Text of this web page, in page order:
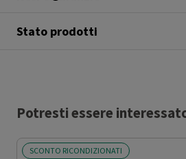
Stato prodotti
Potresti essere
SCONTO RICONDIZIONATI